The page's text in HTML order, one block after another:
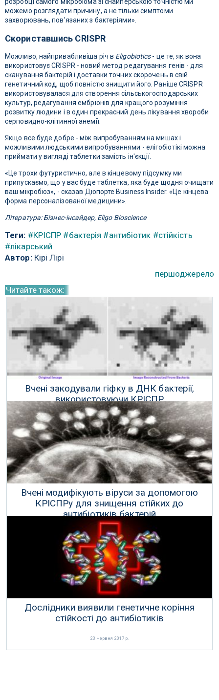
можемо розглядати причину, а не тільки симптоми
захворювань, пов'язаних з бактеріями».
Скориставшись CRISPR
Можливо, найпривабливіша річ в Eligobiotics- це те, як вона
використовує CRISPR - новий метод редагування генів - для
сканування бактерій і доставки точних скорочень в свій
генетичний код, щоб повністю знищити його. Раніше CRISPR
використовувалася для створення сільськогосподарських
культур, редагування ембріонів для кращого розуміння
розвитку людини і в один прекрасний день лікування хвороби
серповидно-клітинної анемії.
Якщо все буде добре - між випробуванням на мишах і
можливими людськими випробуваннями - елігобіотікі можна
приймати у вигляді таблетки замість ін'єкції.
«Це трохи футуристично, але в кінцевому підсумку ми
припускаємо, що у вас буде таблетка, яка буде щодня очищати
ваш мікробіоз», - сказав Дюпорте Business Insider. «Це кінцева
форма персоналізованої медицини».
Література: Бізнес-інсайдер, Eligo Bioscience
Теги: #КРІСПР #бактерія #антибіотик #стійкість
#лікарський
Автор:Кірі Лірі
першоджерело
Читайте також:
Вчені закодували гіфку в ДНК бактерії,
використовуючи КРІСПР
14 Липня 2017 р.
Вчені модифікують віруси за допомогою
КРІСПРу для знищення стійких до
антибіотиків бактерій
27 Червня 2017 р.
Дослідники виявили генетичне коріння
стійкості до антибіотиків
23 Червня 2017 р.